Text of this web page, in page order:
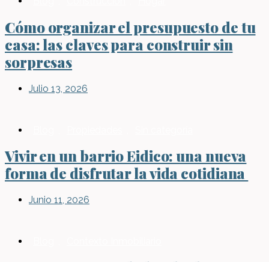
Cómo organizar el presupuesto de tu
casa: las claves para construir sin
sorpresas
Julio 13, 2026
Vivir en un barrio Eidico: una nueva
forma de disfrutar la vida cotidiana
Junio 11, 2026